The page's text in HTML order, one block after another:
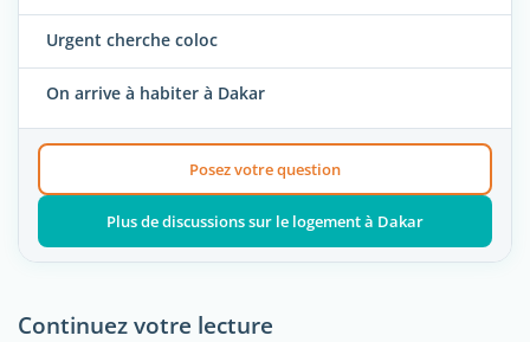
Urgent cherche coloc
On arrive à habiter à Dakar
Posez votre question
Plus de discussions sur le logement à Dakar
Continuez votre lecture